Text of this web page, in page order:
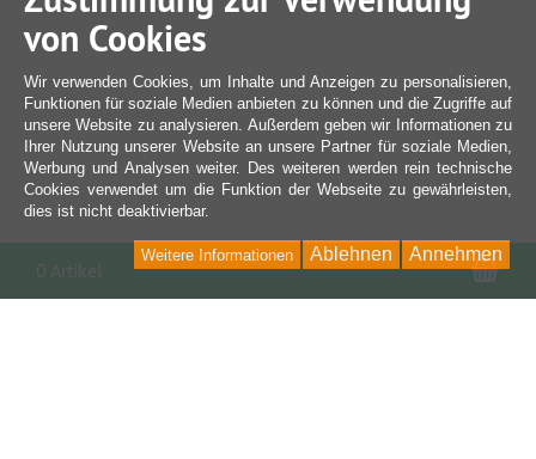
von Cookies
Wir verwenden Cookies, um Inhalte und Anzeigen zu personalisieren,
Funktionen für soziale Medien anbieten zu können und die Zugriffe auf
unsere Website zu analysieren. Außerdem geben wir Informationen zu
Ihrer Nutzung unserer Website an unsere Partner für soziale Medien,
Werbung und Analysen weiter. Des weiteren werden rein technische
Cookies verwendet um die Funktion der Webseite zu gewährleisten,
dies ist nicht deaktivierbar.
Annehmen
Ablehnen
Weitere Informationen